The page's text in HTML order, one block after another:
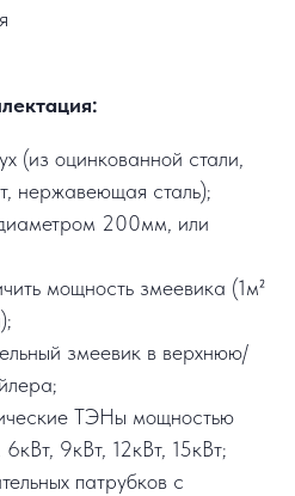
(из оцинкованной стали,
нержавеющая сталь);
200мм, или
мощность змеевика (1м²
змеевик в верхнюю/
ТЭНы мощностью
9кВт, 12кВт, 15кВт;
патрубков с